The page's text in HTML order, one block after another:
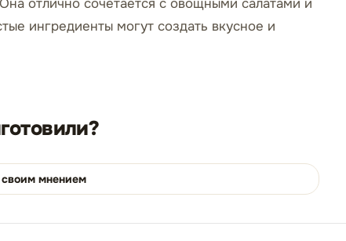
отлично сочетается с овощными салатами и
ингредиенты могут создать вкусное и
мнением